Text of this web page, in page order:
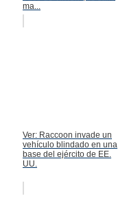
ma...
Ver: Raccoon invade un
vehículo blindado en una
base del ejército de EE.
UU.